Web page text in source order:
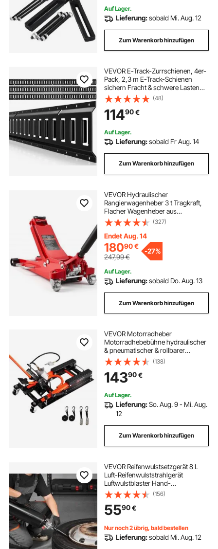
Auf Lager.
Lieferung:sobald Mi. Aug. 12
Zum Warenkorb hinzufügen
VEVOR E-Track-Zurrschienen, 4er-
Pack, 2,3 m E-Track-Schienen
sichern Fracht & schwere Lasten
bis zu 909 kg, Anhänger-
Zurrsystem für Garagen,
Lieferwagen, Motorrad-
Zurrschienen, ATV-Halterungen
(48)
11490€
Auf Lager.
Lieferung:sobald Fr Aug. 14
Zum Warenkorb hinzufügen
VEVOR Hydraulischer
Rangierwagenheber 3 t Tragkraft,
Flacher Wagenheber aus
Aluminium mit Doppelkolben-
Schnellhubpumpe, Autoheber für
Sportwagen SUVs Pickups, 85-515
mm Hubbereich, Rot
(327)
Endet Aug. 14
18090€
247,99€
-27%
Auf Lager.
Lieferung:sobald Do. Aug. 13
Zum Warenkorb hinzufügen
VEVOR Motorradheber
Motorradhebebühne hydraulischer
& pneumatischer & rollbarer
Motorradlift mit 119-381 mm
Höhenbereich, Fahrradreparatur-
Heber (680 kg belastbar) mit
abnehmbarer Rampe
(138)
14390€
Auf Lager.
Lieferung:So. Aug. 9 - Mi. Aug.
12
Zum Warenkorb hinzufügen
VEVOR Reifenwulstsetzgerät 8 L
Luft-Reifenwulststrahlgerät
Luftwulstblaster Hand-
Reifenfüllwerkzeug, verbessertes
tragbares Reifenfüllgerät, 0,6-0,8
MPa für Auto E-bike Wohnmobil
ATV Schwarz
(156)
5590€
Nur noch 2 übrig, bald bestellen
Lieferung:sobald Mi. Aug. 12